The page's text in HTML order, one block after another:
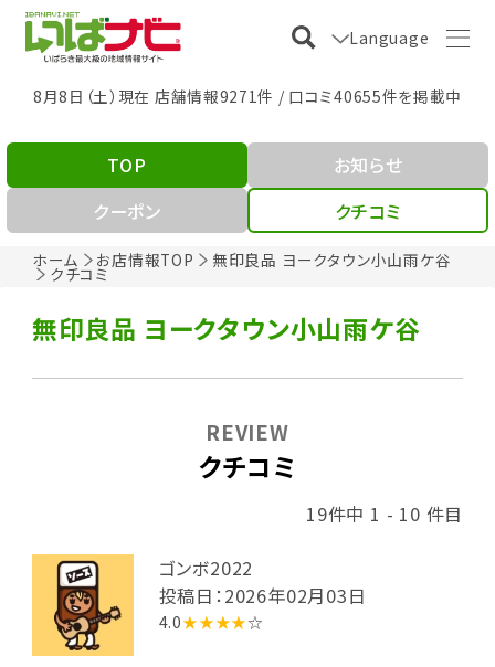
Language
8月8日（土）現在 店舗情報9271件 / 口コミ40655件を掲載中
ホーム お店情報TOP 無印良品 ヨークタウン小山雨ケ谷
クチコミ
TOP
お知らせ
クーポン
クチコミ
無印良品 ヨークタウン小山雨ケ谷
クチコミ
REVIEW
19件中 1 - 10 件目
ゴンボ2022
投稿日：2026年02月03日
4.0★★★★☆